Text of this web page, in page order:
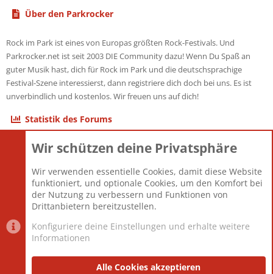
Über den Parkrocker
Rock im Park ist eines von Europas größten Rock-Festivals. Und
Parkrocker.net ist seit 2003 DIE Community dazu! Wenn Du Spaß an
guter Musik hast, dich für Rock im Park und die deutschsprachige
Festival-Szene interessierst, dann registriere dich doch bei uns. Es ist
unverbindlich und kostenlos. Wir freuen uns auf dich!
Statistik des Forums
Themen
Mitglieder
12.427
Neuestes Mitglied
Berlin
Datenschutzerklärung Impressum
Wir schützen deine Privatsphäre
Wir verwenden essentielle Cookies, damit diese Website
funktioniert, und optionale Cookies, um den Komfort bei
der Nutzung zu verbessern und Funktionen von
Drittanbietern bereitzustellen.
Konfiguriere deine Einstellungen und erhalte weitere
Informationen
Alle Cookies akzeptieren